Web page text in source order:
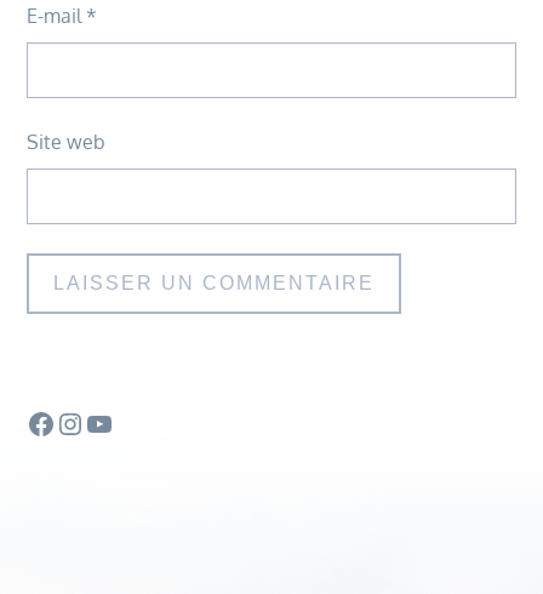
E-mail *
Site web
Facebook
Instagram
YouTube